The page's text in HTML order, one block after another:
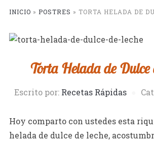
INICIO » POSTRES » TORTA HELADA DE
Torta Helada de Dulce
Escrito por: Recetas Rápidas
Hoy comparto con ustedes esta
helada de dulce de leche,